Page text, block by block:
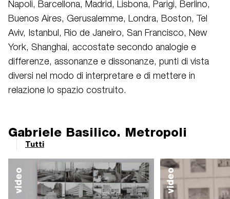
Napoli, Barcellona, Madrid, Lisbona, Parigi, Berlino,
Buenos Aires, Gerusalemme, Londra, Boston, Tel
Aviv, Istanbul, Rio de Janeiro, San Francisco, New
York, Shanghai, accostate secondo analogie e
differenze, assonanze e dissonanze, punti di vista
diversi nel modo di interpretare e di mettere in
relazione lo spazio costruito.
Gabriele Basilico. Metropoli
Tutti
video video